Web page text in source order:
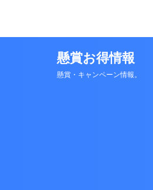
懸賞お得情報
懸賞・キャンペーン情報。